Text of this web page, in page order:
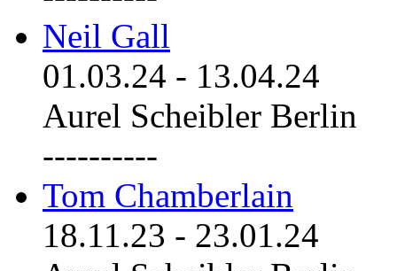
Neil Gall
01.03.24 - 13.04.24
Aurel Scheibler Berlin
----------
Tom Chamberlain
18.11.23 - 23.01.24